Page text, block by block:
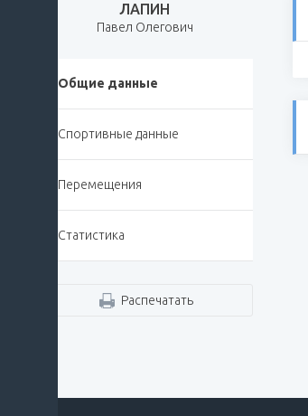
ЛАПИН
Павел Олегович
Общие данные
Спортивные данные
Перемещения
Статистика
Распечатать